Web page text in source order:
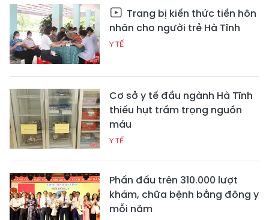
Trang bị kiến thức tiền hôn
nhân cho người trẻ Hà Tĩnh
Y TẾ
Cơ sở y tế đầu ngành Hà Tĩnh
thiếu hụt trầm trọng nguồn
máu
Y TẾ
Phấn đấu trên 310.000 lượt
khám, chữa bệnh bằng đông y
mỗi năm